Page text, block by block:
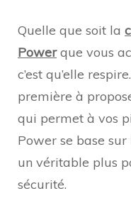
Quelle que soit la
Powerque vous
c’est qu’elle
première à
qui permet à vos
Power se base
un véritable plus
sécurité.